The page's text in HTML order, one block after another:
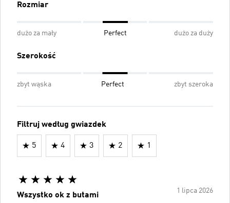
Rozmiar
dużo za mały Perfect dużo za duży
Szerokość
zbyt wąska Perfect zbyt szeroka
Filtruj według gwiazdek
5 4 3 2 1
1 lipca 2026
Wszystko ok z butami